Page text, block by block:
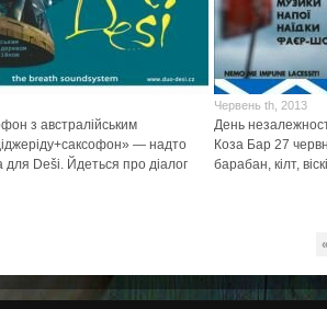
з австралійським
— надто
Deši. Йдеться про діалог
Червень th, 2013
День
Коза Бар 27
барабан, кілт,